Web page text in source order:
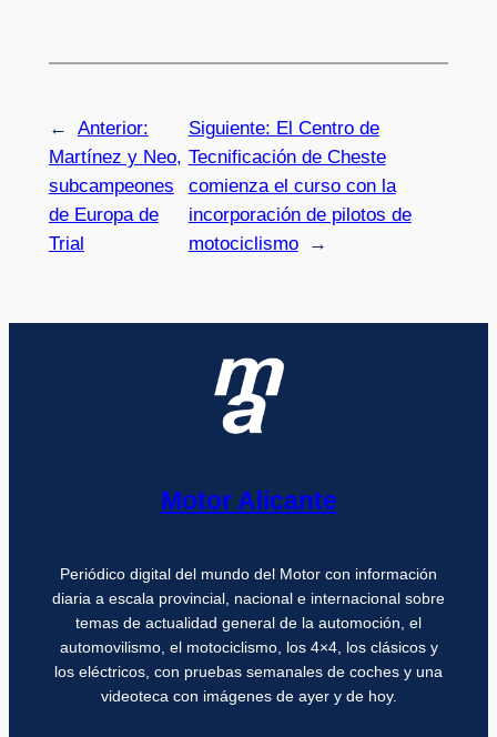
←
Anterior:
Martínez y Neo,
subcampeones
de Europa de
Trial
Siguiente: El Centro de
Tecnificación de Cheste
comienza el curso con la
incorporación de pilotos de
motociclismo
→
Motor Alicante
Periódico digital del mundo del Motor con información
diaria a escala provincial, nacional e internacional sobre
temas de actualidad general de la automoción, el
automovilismo, el motociclismo, los 4×4, los clásicos y
los eléctricos, con pruebas semanales de coches y una
videoteca con imágenes de ayer y de hoy.